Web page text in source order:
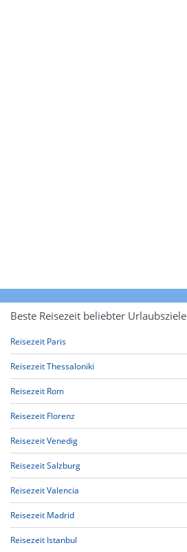
Beste Reisezeit beliebter Urlaubsziele
Reisezeit Paris
Reisezeit Thessaloniki
Reisezeit Rom
Reisezeit Florenz
Reisezeit Venedig
Reisezeit Salzburg
Reisezeit Valencia
Reisezeit Madrid
Reisezeit Istanbul